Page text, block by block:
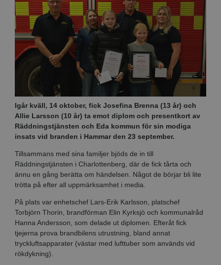
Igår kväll, 14 oktober, fick Josefina Brenna (13 år) och
Allie Larsson (10 år) ta emot diplom och presentkort av
Räddningstjänsten och Eda kommun för sin modiga
insats vid branden i Hammar den 23 september.
Tillsammans med sina familjer bjöds de in till
Räddningstjänsten i Charlottenberg, där de fick tårta och
ännu en gång berätta om händelsen. Något de börjar bli lite
trötta på efter all uppmärksamhet i media.
På plats var enhetschef Lars-Erik Karlsson, platschef
Torbjörn Thorin, brandförman Elin Kyrksjö och kommunalråd
Hanna Andersson, som delade ut diplomen. Efteråt fick
tjejerna prova brandbilens utrustning, bland annat
tryckluftsapparater (västar med lufttuber som används vid
rökdykning).